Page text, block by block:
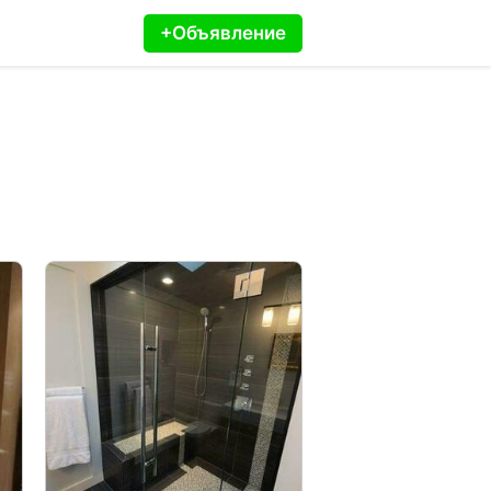
+Объявление